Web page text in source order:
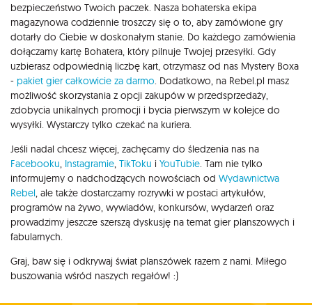
bezpieczeństwo Twoich paczek. Nasza bohaterska ekipa
magazynowa codziennie troszczy się o to, aby zamówione gry
dotarły do Ciebie w doskonałym stanie. Do każdego zamówienia
dołączamy kartę Bohatera, który pilnuje Twojej przesyłki. Gdy
uzbierasz odpowiednią liczbę kart, otrzymasz od nas Mystery Boxa
- pakiet gier całkowicie za darmo. Dodatkowo, na Rebel.pl masz
możliwość skorzystania z opcji zakupów w przedsprzedaży,
zdobycia unikalnych promocji i bycia pierwszym w kolejce do
wysyłki. Wystarczy tylko czekać na kuriera.
Jeśli nadal chcesz więcej, zachęcamy do śledzenia nas na
Facebooku, Instagramie, TikToku i YouTubie. Tam nie tylko
informujemy o nadchodzących nowościach od Wydawnictwa
Rebel, ale także dostarczamy rozrywki w postaci artykułów,
programów na żywo, wywiadów, konkursów, wydarzeń oraz
prowadzimy jeszcze szerszą dyskusję na temat gier planszowych i
fabularnych.
Graj, baw się i odkrywaj świat planszówek razem z nami. Miłego
buszowania wśród naszych regałów! :)